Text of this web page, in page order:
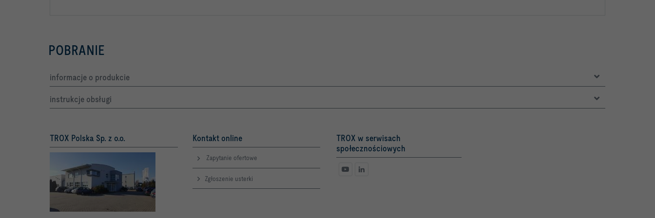
POBRANIE
informacje o produkcie
instrukcje obsługi
TROX Polska Sp. z o.o. Kontakt online
Zapytanie ofertowe
Zgłoszenie usterki
TROX w serwisach
społecznościowych